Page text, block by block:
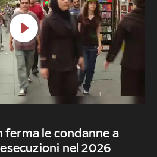
ferma le condanne a
nel 2026